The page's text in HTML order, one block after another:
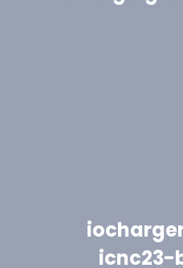
icnc23-